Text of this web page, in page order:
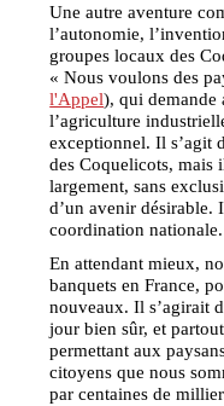
Une autre aventure
l’autonomie,
groupes locaux des
« Nous voulons des
l'Appel), qui demande
l’agriculture
exceptionnel. Il s’agit
des Coquelicots, mais
largement, sans
d’un avenir désirable.
coordination nationale.
En attendant mieux,
banquets en France,
nouveaux. Il s’agirait
jour bien sûr, et
permettant aux
citoyens que nous
par centaines de